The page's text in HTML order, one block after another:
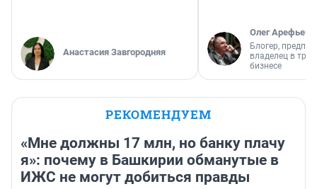
Анастасия Завгородняя
Олег Арефьев
Блогер,
владелец в
бизнесе
РЕКОМЕНДУЕМ
«Мне должны 17 млн, но банку плачу
я»: почему в Башкирии обманутые в
ИЖС не могут добиться правды